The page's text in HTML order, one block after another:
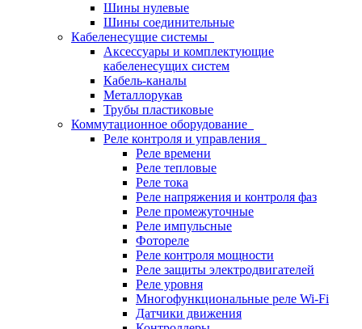
Шины нулевые
Шины соединительные
Кабеленесущие системы
Аксессуары и комплектующие
кабеленесущих систем
Кабель-каналы
Металлорукав
Трубы пластиковые
Коммутационное оборудование
Реле контроля и управления
Реле времени
Реле тепловые
Реле тока
Реле напряжения и контроля фаз
Реле промежуточные
Реле импульсные
Фотореле
Реле контроля мощности
Реле защиты электродвигателей
Реле уровня
Многофункциональные реле Wi-Fi
Датчики движения